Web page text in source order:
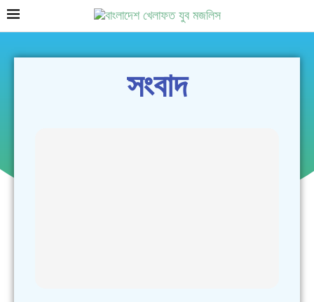
সংবাদ
দাওয়াত সংগঠন